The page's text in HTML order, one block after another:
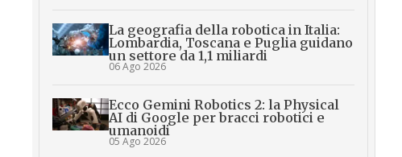
La geografia della robotica in Italia:
Lombardia, Toscana e Puglia guidano
un settore da 1,1 miliardi
06 Ago 2026
Ecco Gemini Robotics 2: la Physical
AI di Google per bracci robotici e
umanoidi
05 Ago 2026